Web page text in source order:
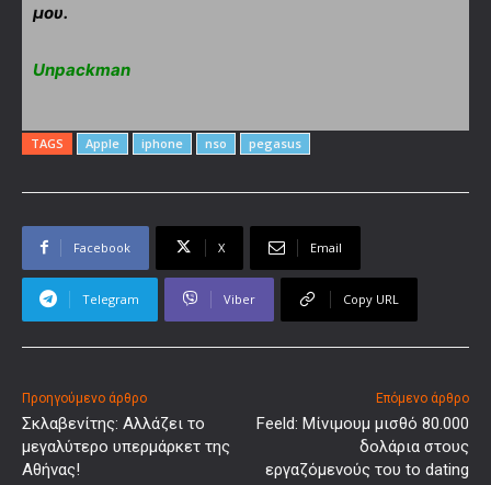
μου.
Unpackman
TAGS Apple iphone nso pegasus
Facebook X Email
Telegram Viber Copy URL
Προηγούμενο άρθρο
Σκλαβενίτης: Αλλάζει το
μεγαλύτερο υπερμάρκετ της
Αθήνας!
Επόμενο άρθρο
Feeld: Mίνιμουμ μισθό 80.000
δολάρια στους
εργαζόμενούς του to dating